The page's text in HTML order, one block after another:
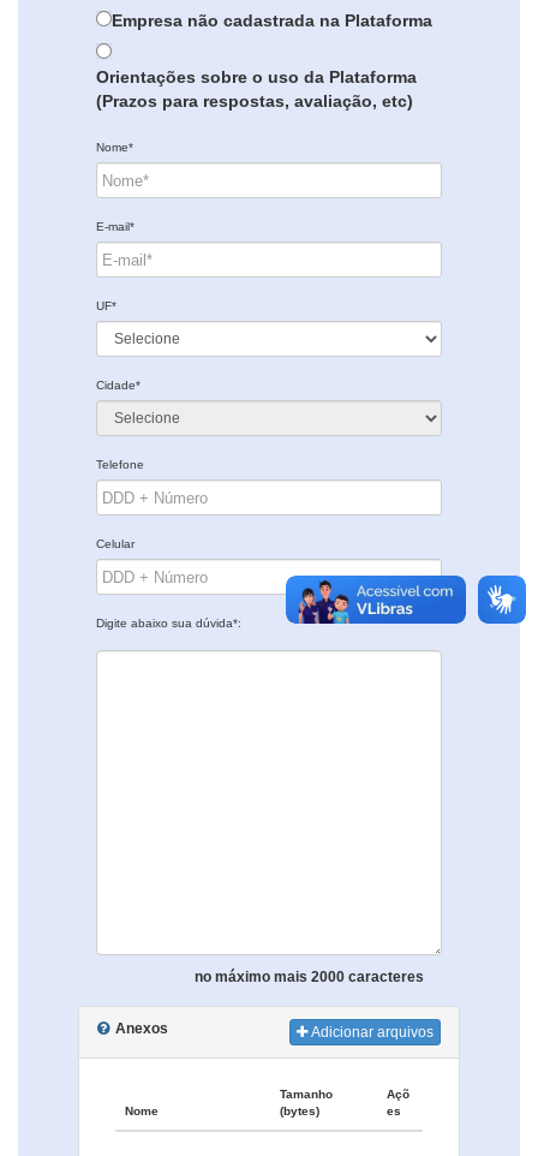
Empresa não cadastrada na Plataforma
Orientações sobre o uso da Plataforma
(Prazos para respostas, avaliação, etc)
Nome*
E-mail*
UF*
Cidade*
Telefone
Celular
Digite abaixo sua dúvida*:
no máximo mais 2000 caracteres
Anexos Adicionar arquivos
Nome
Tamanho
(bytes)
Açõ
es